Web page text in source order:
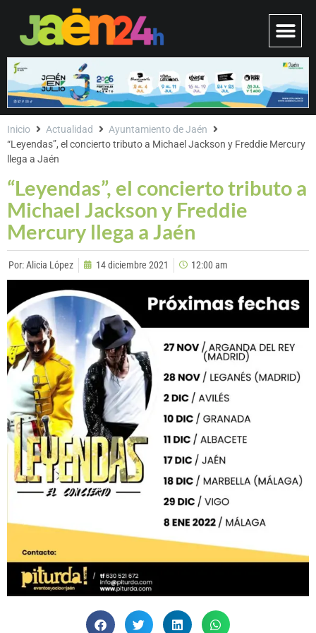
“Leyendas”, el concierto tributo a
Michael Jackson y Freddie
Mercury llega a Jaén
Inicio Actualidad
Ayuntamiento de Jaén
“Leyendas”, el concierto tributo a Michael Jackson y Freddie Mercury
llega a Jaén
Por:Alicia López 14 diciembre 2021 12:00 am